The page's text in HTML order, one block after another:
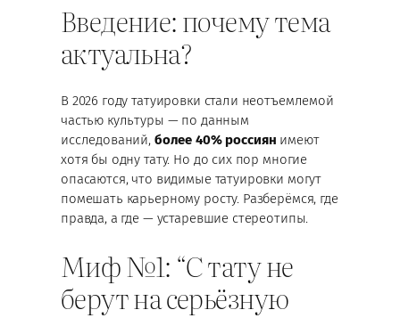
Введение: почему тема
актуальна?
В 2026 году татуировки стали неотъемлемой
частью культуры — по данным
исследований, более 40% россиян имеют
хотя бы одну тату. Но до сих пор многие
опасаются, что видимые татуировки могут
помешать карьерному росту. Разберёмся, где
правда, а где — устаревшие стереотипы.
Миф №1: “С тату не
берут на серьёзную